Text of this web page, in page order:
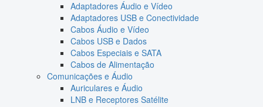
Adaptadores Áudio e Vídeo
Adaptadores USB e Conectividade
Cabos Áudio e Vídeo
Cabos USB e Dados
Cabos Especiais e SATA
Cabos de Alimentação
Comunicações e Áudio
Auriculares e Áudio
LNB e Receptores Satélite